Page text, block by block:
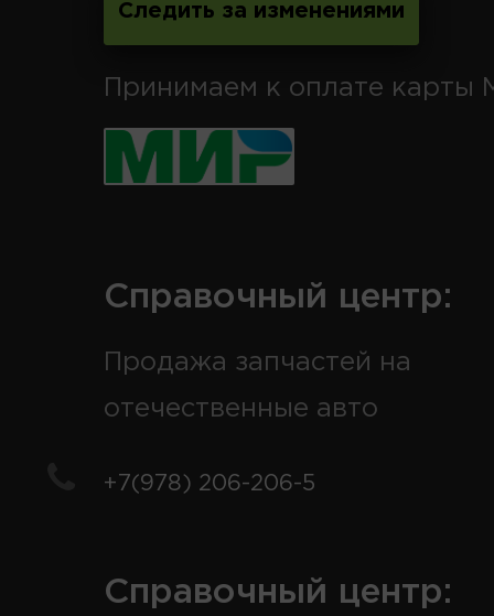
Следить за изменениями
Принимаем к оплате карты
Справочный центр:
Продажа запчастей на
отечественные авто
+7(978) 206-206-5
Справочный центр: